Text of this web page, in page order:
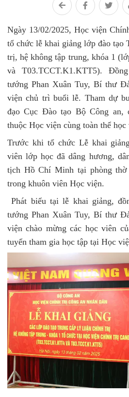
Ngày 13/02/2025, Học viện
tổ chức lễ khai giảng lớp đào tạo
trị, hệ không tập trung, khóa 1
và T03.TCCT.K1.KTT5).
tướng Phan Xuân Tuy, Bí thư
viện chủ trì buổi lễ. Tham dự
đạo Cục Đào tạo Bộ Công an,
thuộc Học viện cùng toàn thể
Trước khi tổ chức Lễ khai
viên lớp học đã dâng hương,
tịch Hồ Chí Minh tại phòng
trong khuôn viên Học viện.
Phát biểu tại lễ khai giảng,
tướng Phan Xuân Tuy, Bí thư
viện chào mừng các học viên
tuyển tham gia học tập tại Học